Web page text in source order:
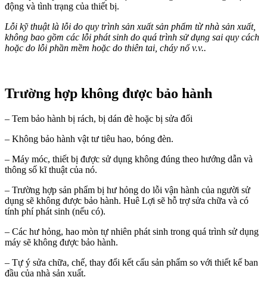
động và tình trạng của thiết bị.
Lỗi kỹ thuật là lỗi do quy trình sản xuất sản phẩm từ nhà sản xuất,
không bao gồm các lỗi phát sinh do quá trình sử dụng sai quy cách
hoặc do lỗi phần mềm hoặc do thiên tai, cháy nổ v.v..
Trường hợp không được bảo hành
– Tem bảo hành bị rách, bị dán đè hoặc bị sửa đổi
– Không bảo hành vật tư tiêu hao, bóng đèn.
– Máy móc, thiết bị được sử dụng không đúng theo hướng dẫn và
thông số kĩ thuật của nó.
– Trường hợp sản phẩm bị hư hỏng do lỗi vận hành của người sử
dụng sẽ không được bảo hành. Huê Lợi sẽ hỗ trợ sửa chữa và có
tính phí phát sinh (nếu có).
– Các hư hỏng, hao mòn tự nhiên phát sinh trong quá trình sử dụng
máy sẽ không được bảo hành.
– Tự ý sửa chữa, chế, thay đổi kết cấu sản phẩm so với thiết kế ban
đầu của nhà sản xuất.